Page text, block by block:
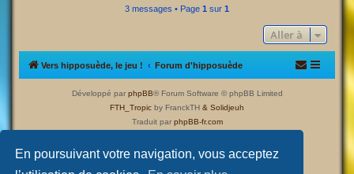
En poursuivant votre navigation, vous acceptez
3 messages • Page 1 sur 1
Aller à
Vers hipposuède, le jeu ! Forum d'hipposuède
Développé par phpBB® Forum Software © phpBB Limited
FTH_Tropic by FranckTH & Solidjeuh
Traduit par phpBB-fr.com